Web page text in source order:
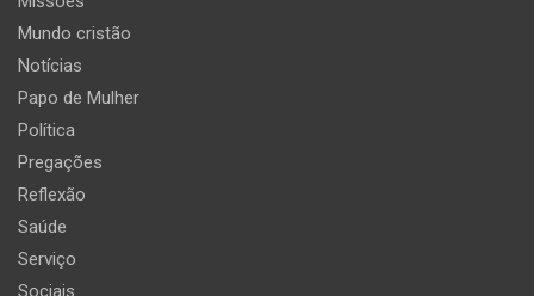
Mundo cristão
Notícias
Papo de Mulher
Política
Pregações
Reflexão
Saúde
Serviço
Sociais